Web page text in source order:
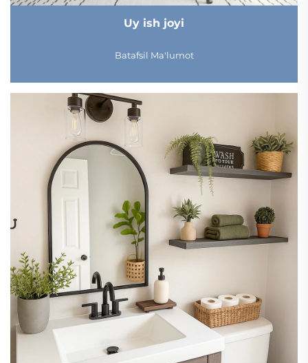
Uy ish joyi
Batafsil Ma'lumot